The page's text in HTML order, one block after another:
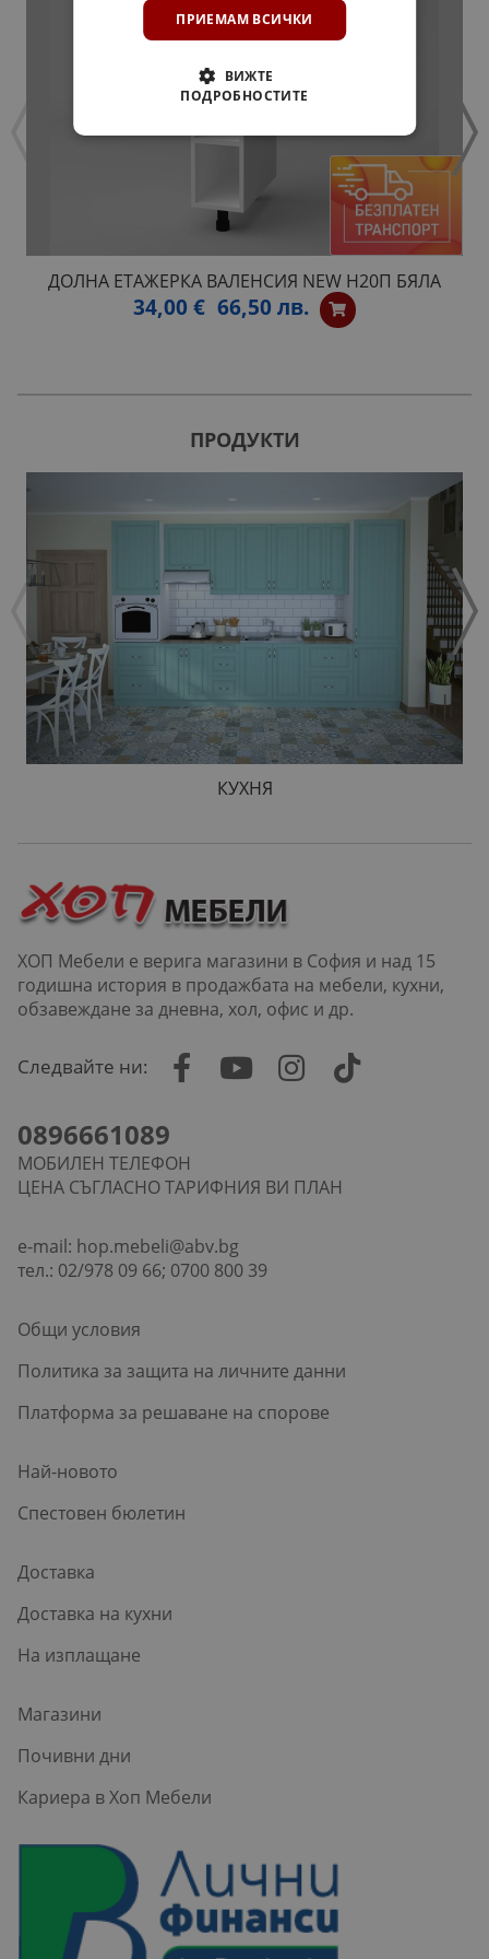
ДОЛНА ЕТАЖЕРКА ВАЛЕНСИЯ NEW Н20П БЯЛА
34,00 € 66,50 лв.
ПРОДУКТИ
КУХНЯ
ХОП Мебели е верига магазини в София и над 15
годишна история в продажбата на мебели, кухни,
обзавеждане за дневна, хол, офис и др.
Следвайте ни:
0896661089
МОБИЛЕН ТЕЛЕФОН
ЦЕНА СЪГЛАСНО ТАРИФНИЯ ВИ ПЛАН
e-mail: hop.mebeli@abv.bg
тел.: 02/978 09 66; 0700 800 39
Общи условия
Политика за защита на личните данни
Платформа за решаване на спорове
Най-новото
Спестовен бюлетин
Доставка
Доставка на кухни
На изплащане
Магазини
Почивни дни
Кариера в Хоп Мебели
ПРИЕМАМ ВСИЧКИ
ВИЖТЕ
ПОДРОБНОСТИТЕ